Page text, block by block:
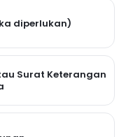
diperlukan)
Surat Keterangan